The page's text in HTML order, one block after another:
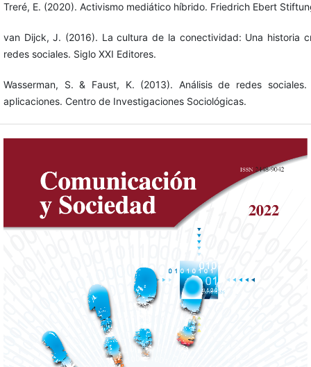
Treré, E. (2020). Activismo mediático híbrido. Friedrich Ebert
van Dijck, J. (2016). La cultura de la conectividad: Una historia
redes sociales. Siglo XXI Editores.
Wasserman, S. & Faust, K. (2013). Análisis de redes
aplicaciones. Centro de Investigaciones Sociológicas.